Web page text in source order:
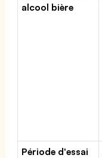
alcool bière
Période d'essai